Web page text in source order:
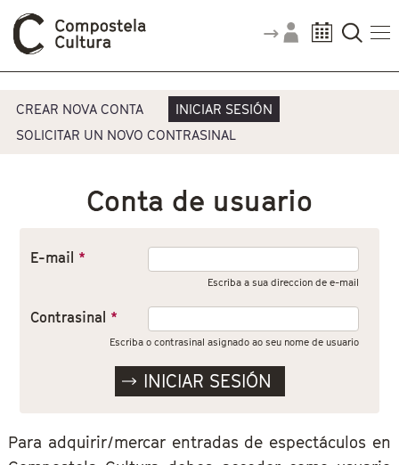
Pestanas principais
CREAR NOVA CONTA
INICIAR SESIÓN
SOLICITAR UN NOVO CONTRASINAL
Conta de usuario
E-mail *
Escriba a sua direccion de e-mail
Contrasinal *
Escriba o contrasinal asignado ao seu nome de usuario
Para adquirir/mercar entradas de espectáculos en